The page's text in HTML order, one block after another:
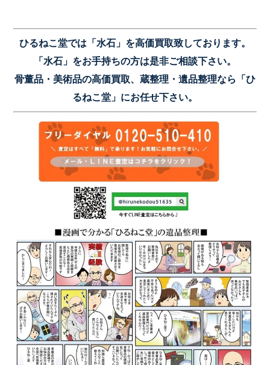
ひるねこ堂では「水石」を高価買取致しております。
「水石」をお手持ちの方は是非ご相談下さい。
骨董品・美術品の高価買取、蔵整理・遺品整理なら「ひ
るねこ堂」にお任せ下さい。